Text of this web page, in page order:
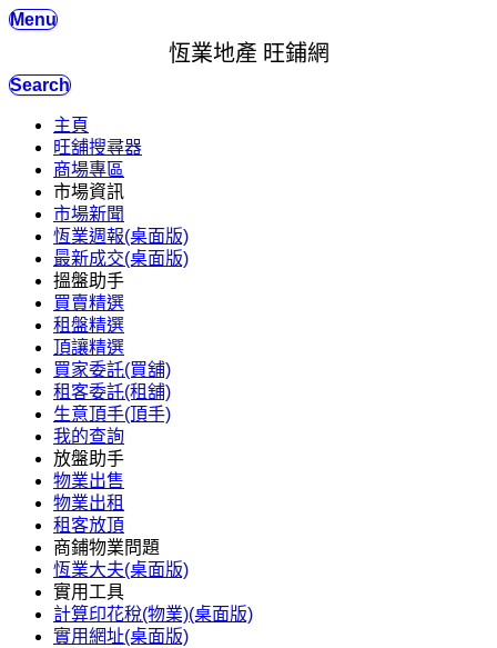
Menu
恆業地產 旺鋪網
Search
主頁
旺舖搜尋器
商場專區
市場資訊
市場新聞
恆業週報(桌面版)
最新成交(桌面版)
搵盤助手
買賣精選
租盤精選
頂讓精選
買家委託(買舖)
租客委託(租舖)
生意頂手(頂手)
我的查詢
放盤助手
物業出售
物業出租
租客放頂
商鋪物業問題
恆業大夫(桌面版)
實用工具
計算印花稅(物業)(桌面版)
實用網址(桌面版)